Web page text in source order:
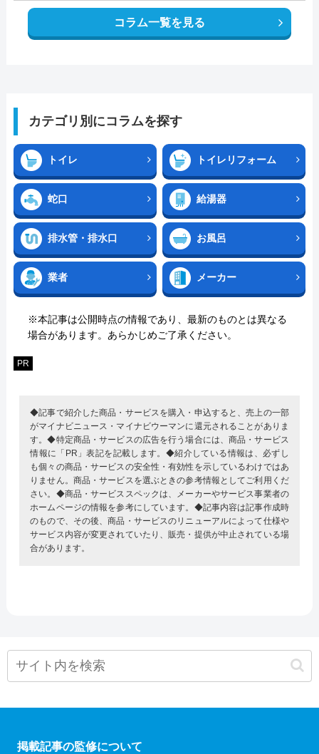
コラム一覧を見る
カテゴリ別にコラムを探す
トイレ トイレリフォーム
蛇口 給湯器
排水管・排水口 お風呂
業者 メーカー
※本記事は公開時点の情報であり、最新のものとは異なる
場合があります。あらかじめご了承ください。
PR
◆記事で紹介した商品・サービスを購入・申込すると、売上の一部
がマイナビニュース・マイナビウーマンに還元されることがありま
す。◆特定商品・サービスの広告を行う場合には、商品・サービス
情報に「PR」表記を記載します。◆紹介している情報は、必ずし
も個々の商品・サービスの安全性・有効性を示しているわけではあ
りません。商品・サービスを選ぶときの参考情報としてご利用くだ
さい。◆商品・サービススペックは、メーカーやサービス事業者の
ホームページの情報を参考にしています。◆記事内容は記事作成時
のもので、その後、商品・サービスのリニューアルによって仕様や
サービス内容が変更されていたり、販売・提供が中止されている場
合があります。
掲載記事の監修について